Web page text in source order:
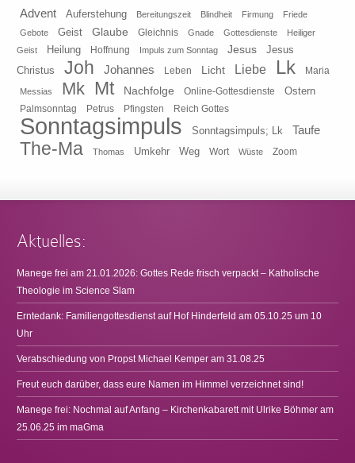
Advent Auferstehung Bereitungszeit Blindheit Firmung
Friede
Gebote
Geist Glaube Gleichnis Gnade Gottesdienste
Heiliger
Geist
Heilung Hoffnung Impuls zum Sonntag Jesus
Jesus
Christus
Joh Johannes Leben Licht Liebe Lk Maria
Messias Mk Mt Nachfolge Online-Gottesdienste Ostern
Palmsonntag Petrus Pfingsten Reich Gottes
Sonntagsimpuls Sonntagsimpuls; Lk Taufe
The-Ma Thomas Umkehr Weg Wort Wüste Zoom
Aktuelles:
Manege frei am 21.01.2026: Gottes Rede frisch verpackt – Katholische
Theologie im Science Slam
Erntedank: Familiengottesdienst auf Hof Hinderfeld am 05.10.25 um 10
Uhr
Verabschiedung von Propst Michael Kemper am 31.08.25
Freut euch darüber, dass eure Namen im Himmel verzeichnet sind!
Manege frei: Nochmal auf Anfang – Kirchenkabarett mit Ulrike Böhmer am
25.06.25 im maGma